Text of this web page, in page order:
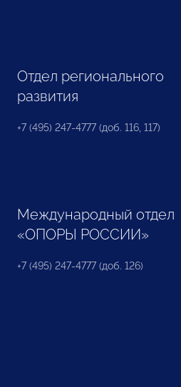
Отдел регионального
развития
+7 (495) 247-4777 (доб. 116, 117)
Международный отдел
«ОПОРЫ РОССИИ»
+7 (495) 247-4777 (доб. 126)